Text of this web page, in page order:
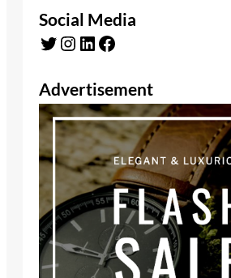
Social Media
Twitter Instagram LinkedIn Facebook
Advertisement